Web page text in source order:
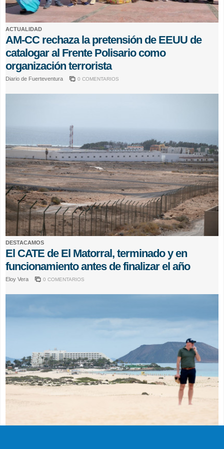
ACTUALIDAD
AM-CC rechaza la pretensión de EEUU de
catalogar al Frente Polisario como
organización terrorista
Diario de Fuerteventura 0 COMENTARIOS
DESTACAMOS
El CATE de El Matorral, terminado y en
funcionamiento antes de finalizar el año
Eloy Vera 0 COMENTARIOS